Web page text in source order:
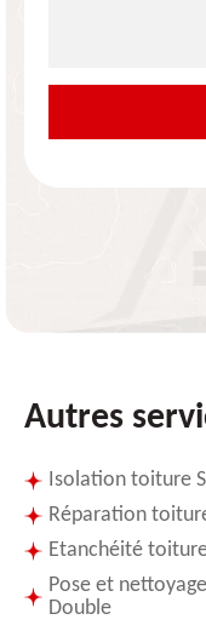
Autres
Isolation toiture
Réparation
Etanchéité
Pose et
Double